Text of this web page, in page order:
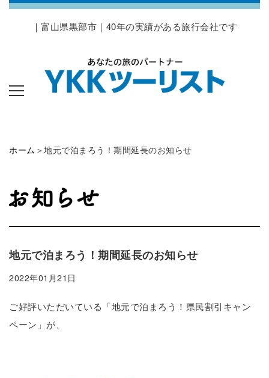
｜富山県黒部市｜40年の実績がある旅行会社です
ホーム ＞地元で泊まろう！期間延長のお知らせ
地元で泊まろう！期間延長のお知らせ
2022年01月21日
ご好評いただいている「地元で泊まろう！県民割引キャン
ペーン」が、